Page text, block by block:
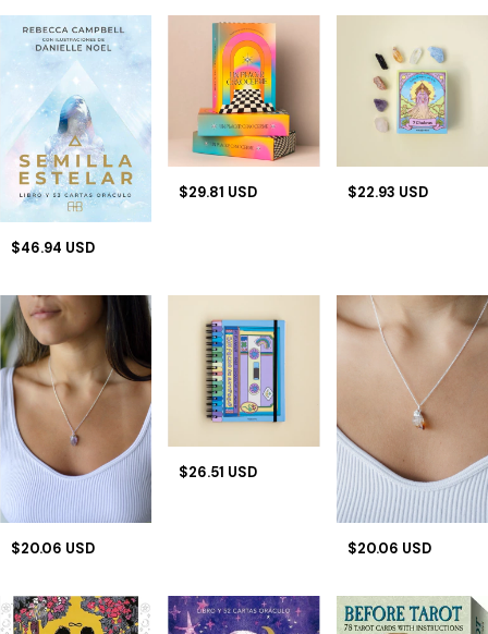
$46.94 USD
$29.81 USD $22.93 USD
$20.06 USD
$26.51 USD
$20.06 USD